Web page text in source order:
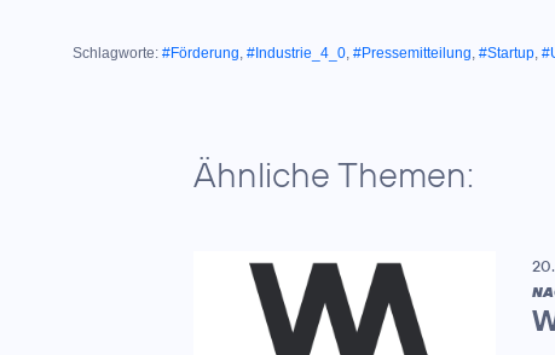
Schlagworte: #Förderung, #Industrie_4_0, #Pressemitteilung, #Startup,
Ähnliche Themen: